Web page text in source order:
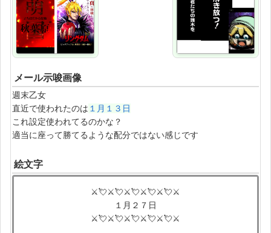
メール示唆画像
週末乙女
直近で使われたのは １月１３日
これ設定使われてるのかな？
適当に座って勝てるような配分ではない感じです
絵文字
⚔💘⚔💘⚔💘⚔💘⚔💘⚔
１月２７日
⚔💘⚔💘⚔💘⚔💘⚔💘⚔